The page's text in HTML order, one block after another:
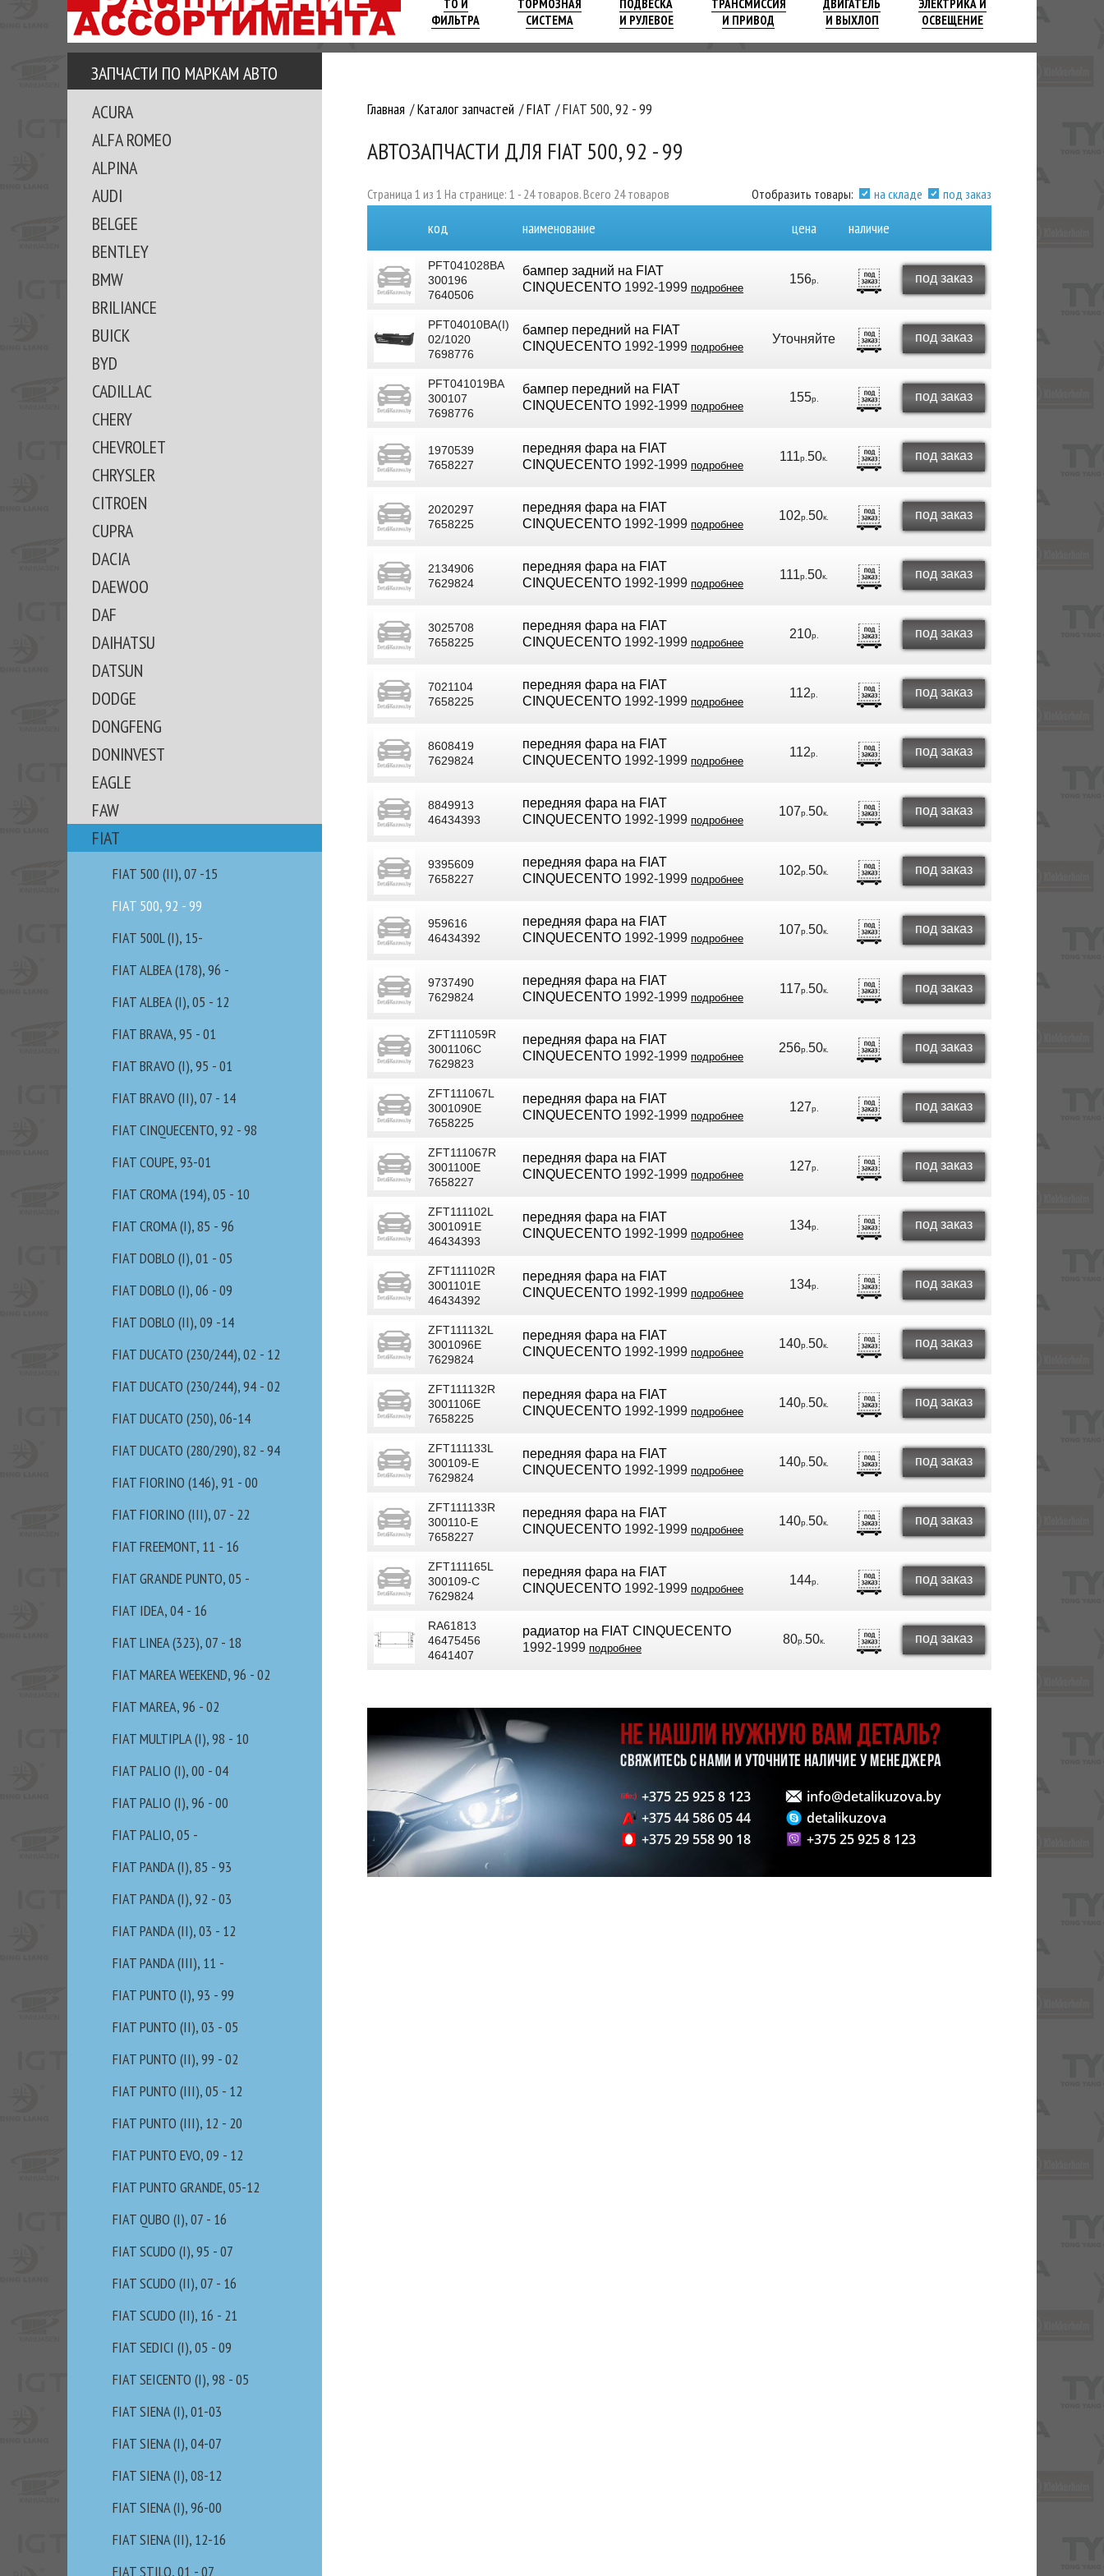
ТО И
ФИЛЬТРА
ТОРМОЗНАЯ
СИСТЕМА
ПОДВЕСКА
И РУЛЕВОЕ
ТРАНСМИССИЯ
И ПРИВОД
ДВИГАТЕЛЬ
И ВЫХЛОП
ЭЛЕКТРИКА И
ОСВЕЩЕНИЕ
ЗАПЧАСТИ ПО МАРКАМ АВТО
ACURA
ALFA ROMEO
ALPINA
AUDI
BELGEE
BENTLEY
BMW
BRILIANCE
BUICK
BYD
CADILLAC
CHERY
CHEVROLET
CHRYSLER
CITROEN
CUPRA
DACIA
DAEWOO
DAF
DAIHATSU
DATSUN
DODGE
DONGFENG
DONINVEST
EAGLE
FAW
FIAT
FIAT 500 (II), 07 -15
FIAT 500, 92 - 99
FIAT 500L (I), 15-
FIAT ALBEA (178), 96 -
FIAT ALBEA (I), 05 - 12
FIAT BRAVA, 95 - 01
FIAT BRAVO (I), 95 - 01
FIAT BRAVO (II), 07 - 14
FIAT CINQUECENTO, 92 - 98
FIAT COUPE, 93-01
FIAT CROMA (194), 05 - 10
FIAT CROMA (I), 85 - 96
FIAT DOBLO (I), 01 - 05
FIAT DOBLO (I), 06 - 09
FIAT DOBLO (II), 09 -14
FIAT DUCATO (230/244), 02 - 12
FIAT DUCATO (230/244), 94 - 02
FIAT DUCATO (250), 06-14
FIAT DUCATO (280/290), 82 - 94
FIAT FIORINO (146), 91 - 00
FIAT FIORINO (III), 07 - 22
FIAT FREEMONT, 11 - 16
FIAT GRANDE PUNTO, 05 -
FIAT IDEA, 04 - 16
FIAT LINEA (323), 07 - 18
FIAT MAREA WEEKEND, 96 - 02
FIAT MAREA, 96 - 02
FIAT MULTIPLA (I), 98 - 10
FIAT PALIO (I), 00 - 04
FIAT PALIO (I), 96 - 00
FIAT PALIO, 05 -
FIAT PANDA (I), 85 - 93
FIAT PANDA (I), 92 - 03
FIAT PANDA (II), 03 - 12
FIAT PANDA (III), 11 -
FIAT PUNTO (I), 93 - 99
FIAT PUNTO (II), 03 - 05
FIAT PUNTO (II), 99 - 02
FIAT PUNTO (III), 05 - 12
FIAT PUNTO (III), 12 - 20
FIAT PUNTO EVO, 09 - 12
FIAT PUNTO GRANDE, 05-12
FIAT QUBO (I), 07 - 16
FIAT SCUDO (I), 95 - 07
FIAT SCUDO (II), 07 - 16
FIAT SCUDO (II), 16 - 21
FIAT SEDICI (I), 05 - 09
FIAT SEICENTO (I), 98 - 05
FIAT SIENA (I), 01-03
FIAT SIENA (I), 04-07
FIAT SIENA (I), 08-12
FIAT SIENA (I), 96-00
FIAT SIENA (II), 12-16
FIAT STILO, 01 - 07
Главная Каталог запчастей FIAT FIAT 500, 92 - 99
АВТОЗАПЧАСТИ ДЛЯ FIAT 500, 92 - 99
Страница 1 из 1 На странице: 1 - 24 товаров. Всего 24 товаров Отобразить товары: на складе под заказ
код наименование цена наличие
PFT041028BA
300196
7640506
бампер задний на FIAT
CINQUECENTO 1992-1999 подробнее
156р. под заказ
PFT04010BA(I)
02/1020
7698776
бампер передний на FIAT
CINQUECENTO 1992-1999 подробнее
Уточняйте под заказ
PFT041019BA
300107
7698776
бампер передний на FIAT
CINQUECENTO 1992-1999 подробнее
155р. под заказ
1970539
7658227
передняя фара на FIAT
CINQUECENTO 1992-1999 подробнее
111р. 50к. под заказ
2020297
7658225
передняя фара на FIAT
CINQUECENTO 1992-1999 подробнее
102р. 50к. под заказ
2134906
7629824
передняя фара на FIAT
CINQUECENTO 1992-1999 подробнее
111р. 50к. под заказ
3025708
7658225
передняя фара на FIAT
CINQUECENTO 1992-1999 подробнее
210р. под заказ
7021104
7658225
передняя фара на FIAT
CINQUECENTO 1992-1999 подробнее
112р. под заказ
8608419
7629824
передняя фара на FIAT
CINQUECENTO 1992-1999 подробнее
112р. под заказ
8849913
46434393
передняя фара на FIAT
CINQUECENTO 1992-1999 подробнее
107р. 50к. под заказ
9395609
7658227
передняя фара на FIAT
CINQUECENTO 1992-1999 подробнее
102р. 50к. под заказ
959616
46434392
передняя фара на FIAT
CINQUECENTO 1992-1999 подробнее
107р. 50к. под заказ
9737490
7629824
передняя фара на FIAT
CINQUECENTO 1992-1999 подробнее
117р. 50к. под заказ
ZFT111059R
3001106C
7629823
передняя фара на FIAT
CINQUECENTO 1992-1999 подробнее
256р. 50к. под заказ
ZFT111067L
3001090E
7658225
передняя фара на FIAT
CINQUECENTO 1992-1999 подробнее
127р. под заказ
ZFT111067R
3001100E
7658227
передняя фара на FIAT
CINQUECENTO 1992-1999 подробнее
127р. под заказ
ZFT111102L
3001091E
46434393
передняя фара на FIAT
CINQUECENTO 1992-1999 подробнее
134р. под заказ
ZFT111102R
3001101E
46434392
передняя фара на FIAT
CINQUECENTO 1992-1999 подробнее
134р. под заказ
ZFT111132L
3001096E
7629824
передняя фара на FIAT
CINQUECENTO 1992-1999 подробнее
140р. 50к. под заказ
ZFT111132R
3001106E
7658225
передняя фара на FIAT
CINQUECENTO 1992-1999 подробнее
140р. 50к. под заказ
ZFT111133L
300109-E
7629824
передняя фара на FIAT
CINQUECENTO 1992-1999 подробнее
140р. 50к. под заказ
ZFT111133R
300110-E
7658227
передняя фара на FIAT
CINQUECENTO 1992-1999 подробнее
140р. 50к. под заказ
ZFT111165L
300109-C
7629824
передняя фара на FIAT
CINQUECENTO 1992-1999 подробнее
144р. под заказ
RA61813
46475456
4641407
радиатор на FIAT CINQUECENTO
1992-1999 подробнее
80р. 50к. под заказ
НЕ НАШЛИ НУЖНУЮ ВАМ ДЕТАЛЬ?
СВЯЖИТЕСЬ С НАМИ И УТОЧНИТЕ НАЛИЧИЕ У МЕНЕДЖЕРА
+375 25 925 8 123
+375 44 586 05 44
+375 29 558 90 18
info@detalikuzova.by
detalikuzova
+375 25 925 8 123